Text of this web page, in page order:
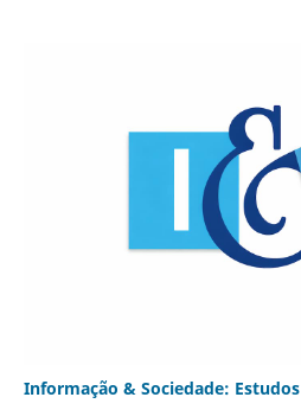
Informação & Sociedade: Estudos